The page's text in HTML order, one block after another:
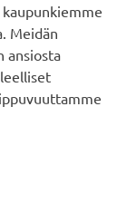
Meidän
ansiosta